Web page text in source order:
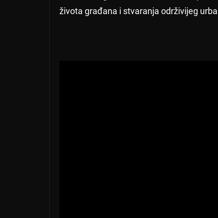
života građana i stvaranja održivijeg